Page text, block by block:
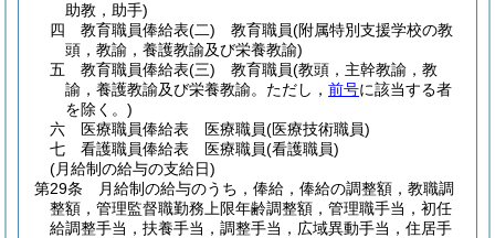
助教，助手)
四
教育職員俸給表(二) 教育職員(附属特別支援学校の教
頭，教諭，養護教諭及び栄養教諭)
五
教育職員俸給表(三) 教育職員(教頭，主幹教諭，教
諭，養護教諭及び栄養教諭。ただし， 前号に該当する者
を除く。)
六
医療職員俸給表 医療職員(医療技術職員)
七
看護職員俸給表 医療職員(看護職員)
(月給制の給与の支給日)
第29条
月給制の給与のうち，俸給，俸給の調整額，教職調
整額，管理監督職勤務上限年齢調整額，管理職手当，初任
給調整手当，扶養手当，調整手当，広域異動手当，住居手